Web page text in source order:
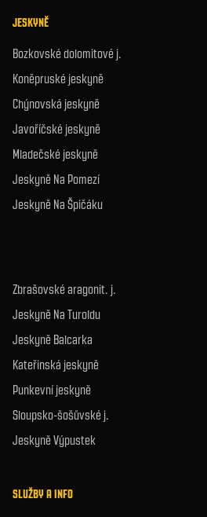
JESKYNĚ
Bozkovské dolomitové j.
Koněpruské jeskyně
Chýnovská jeskyně
Javoříčské jeskyně
Mladečské jeskyně
Jeskyně Na Pomezí
Jeskyně Na Špičáku
Zbrašovské aragonit. j.
Jeskyně Na Turoldu
Jeskyně Balcarka
Kateřinská jeskyně
Punkevní jeskyně
Sloupsko-šošůvské j.
Jeskyně Výpustek
SLUŽBY A INFO